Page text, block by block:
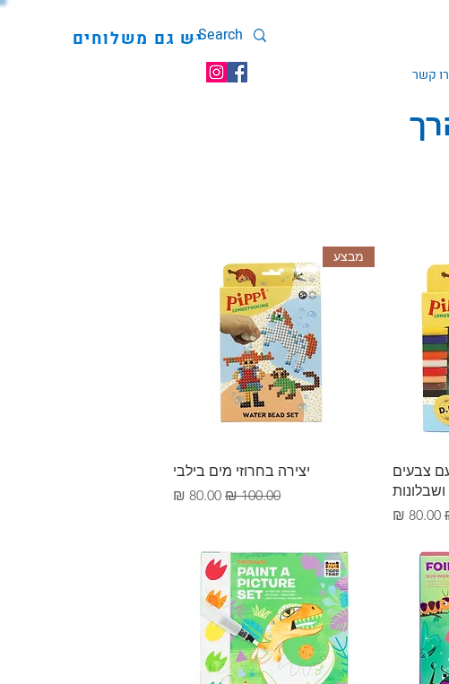
יש גם משלוחים
קשר
צבעים
ושבלונות
מחיר מבצע‏80.00 ‏₪
תצוגה מהירה
מבצע
יצירה בחרוזי מים בילבי
מחיר רגיל מחיר מבצע